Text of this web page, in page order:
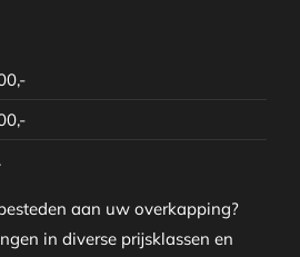
aan uw overkapping?
in diverse prijsklassen en